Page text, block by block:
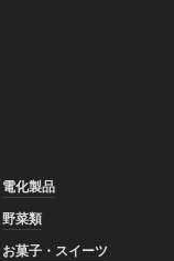
電化製品
野菜類
お菓子・スイーツ